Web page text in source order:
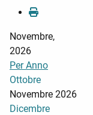
Novembre,
2026
Per Anno
Ottobre
Novembre 2026
Dicembre